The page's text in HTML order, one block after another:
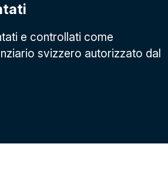
e controllati come
svizzero autorizzato dal